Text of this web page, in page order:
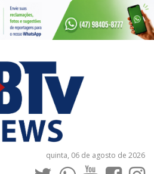
quinta, 06 de agosto de 2026